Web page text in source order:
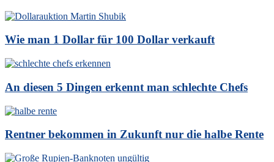
Wie man 1 Dollar für 100 Dollar verkauft
An diesen 5 Dingen erkennt man schlechte Chefs
Rentner bekommen in Zukunft nur die halbe Rente